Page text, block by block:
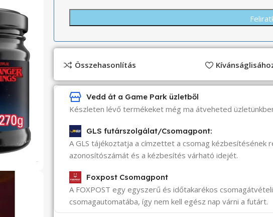
Összehasonlítás
Vedd át a Game Park üzletből
Készleten lévő termékeket még ma átveheted
GLS futárszolgálat/Csomagpont:
A GLS tájékoztatja a címzettet a csomag kézbesítésének
azonosítószámát és a kézbesítés várható idejét.
Foxpost Csomagpont
A FOXPOST egy egyszerű és időtakarékos
csomagautomatába, így nem kell egész nap várni a futárt.